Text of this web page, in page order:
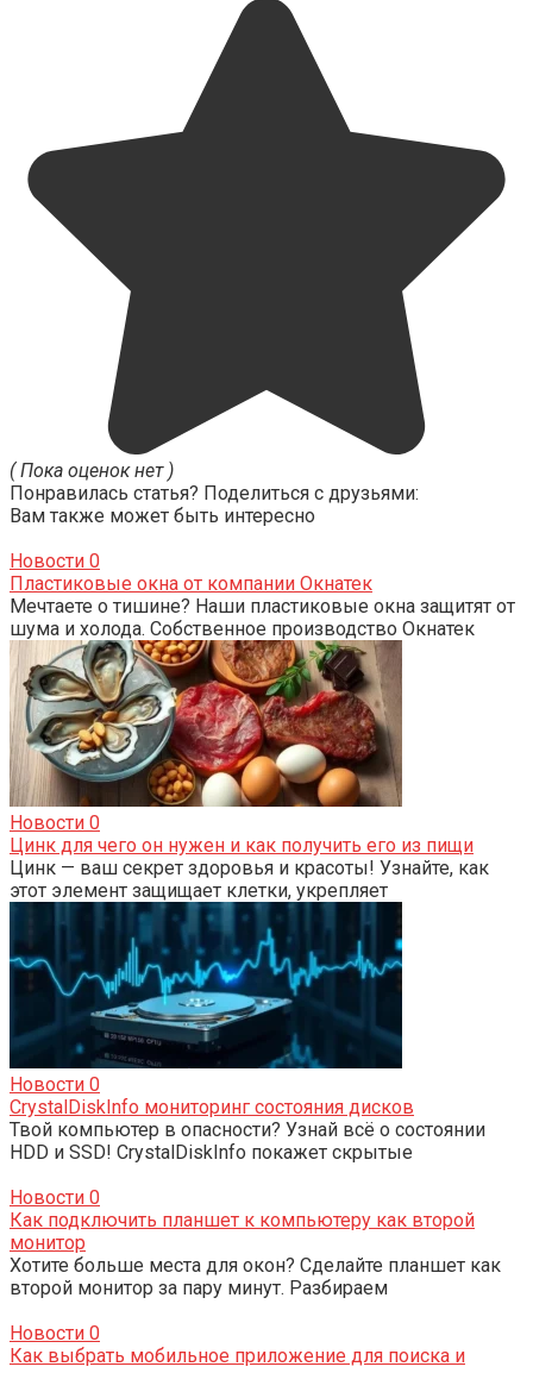
( Пока оценок нет )
Понравилась статья? Поделиться с друзьями:
Вам также может быть интересно
Новости 0
Пластиковые окна от компании Окнатек
Мечтаете о тишине? Наши пластиковые окна защитят от
шума и холода. Собственное производство Окнатек
Новости 0
Цинк для чего он нужен и как получить его из пищи
Цинк — ваш секрет здоровья и красоты! Узнайте, как
этот элемент защищает клетки, укрепляет
Новости 0
CrystalDiskInfo мониторинг состояния дисков
Твой компьютер в опасности? Узнай всё о состоянии
HDD и SSD! CrystalDiskInfo покажет скрытые
Новости 0
Как подключить планшет к компьютеру как второй
монитор
Хотите больше места для окон? Сделайте планшет как
второй монитор за пару минут. Разбираем
Новости 0
Как выбрать мобильное приложение для поиска и